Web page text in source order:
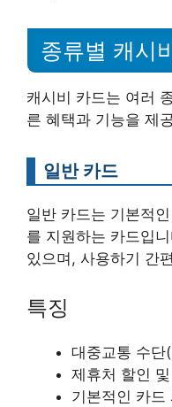
종류별 캐시
캐시비 카드는 여러
른 혜택과 기능을 제
일반 카드
일반 카드는 기본적
를 지원하는 카드입
있으며, 사용하기 간
특징
대중교통 수단
제휴처 할인
기본적인 카드